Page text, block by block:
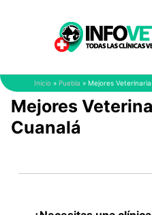
Inicio » Puebla » Mejores
Mejores
Cuanalá